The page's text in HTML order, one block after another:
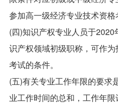
参加高一级经济专业技术资格
(四)知识产权专业人员于
识产权领域初级职称，可作
考试的条件。
(五)有关专业工作年限的要求
业工作时间的总和，工作年